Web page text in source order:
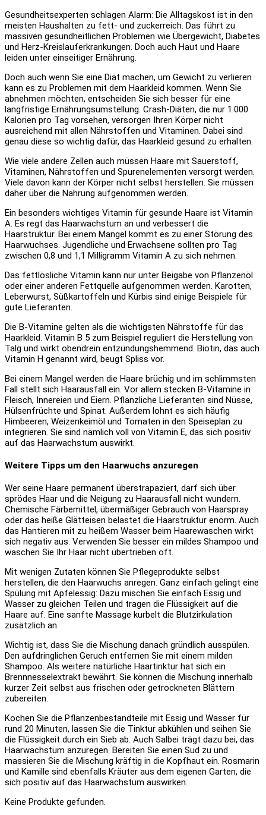
Gesundheitsexperten schlagen Alarm: Die Alltagskost ist in den
meisten Haushalten zu fett- und zuckerreich. Das führt zu
massiven gesundheitlichen Problemen wie Übergewicht, Diabetes
und Herz-Kreislauferkrankungen. Doch auch Haut und Haare
leiden unter einseitiger Ernährung.
Doch auch wenn Sie eine Diät machen, um Gewicht zu verlieren
kann es zu Problemen mit dem Haarkleid kommen. Wenn Sie
abnehmen möchten, entscheiden Sie sich besser für eine
langfristige Ernährungsumstellung. Crash-Diäten, die nur 1.000
Kalorien pro Tag vorsehen, versorgen Ihren Körper nicht
ausreichend mit allen Nährstoffen und Vitaminen. Dabei sind
genau diese so wichtig dafür, das Haarkleid gesund zu erhalten.
Wie viele andere Zellen auch müssen Haare mit Sauerstoff,
Vitaminen, Nährstoffen und Spurenelementen versorgt werden.
Viele davon kann der Körper nicht selbst herstellen. Sie müssen
daher über die Nahrung aufgenommen werden.
Ein besonders wichtiges Vitamin für gesunde Haare ist Vitamin
A. Es regt das Haarwachstum an und verbessert die
Haarstruktur. Bei einem Mangel kommt es zu einer Störung des
Haarwuchses. Jugendliche und Erwachsene sollten pro Tag
zwischen 0,8 und 1,1 Milligramm Vitamin A zu sich nehmen.
Das fettlösliche Vitamin kann nur unter Beigabe von Pflanzenöl
oder einer anderen Fettquelle aufgenommen werden. Karotten,
Leberwurst, Süßkartoffeln und Kürbis sind einige Beispiele für
gute Lieferanten.
Die B-Vitamine gelten als die wichtigsten Nährstoffe für das
Haarkleid. Vitamin B 5 zum Beispiel reguliert die Herstellung von
Talg und wirkt obendrein entzündungshemmend. Biotin, das auch
Vitamin H genannt wird, beugt Spliss vor.
Bei einem Mangel werden die Haare brüchig und im schlimmsten
Fall stellt sich Haarausfall ein. Vor allem stecken B-Vitamine in
Fleisch, Innereien und Eiern. Pflanzliche Lieferanten sind Nüsse,
Hülsenfrüchte und Spinat. Außerdem lohnt es sich häufig
Himbeeren, Weizenkeimöl und Tomaten in den Speiseplan zu
integrieren. Sie sind nämlich voll von Vitamin E, das sich positiv
auf das Haarwachstum auswirkt.
Weitere Tipps um den Haarwuchs anzuregen
Wer seine Haare permanent überstrapaziert, darf sich über
sprödes Haar und die Neigung zu Haarausfall nicht wundern.
Chemische Färbemittel, übermäßiger Gebrauch von Haarspray
oder das heiße Glätteisen belastet die Haarstruktur enorm. Auch
das Hantieren mit zu heißem Wasser beim Haarewaschen wirkt
sich negativ aus. Verwenden Sie besser ein mildes Shampoo und
waschen Sie Ihr Haar nicht übertrieben oft.
Mit wenigen Zutaten können Sie Pflegeprodukte selbst
herstellen, die den Haarwuchs anregen. Ganz einfach gelingt eine
Spülung mit Apfelessig: Dazu mischen Sie einfach Essig und
Wasser zu gleichen Teilen und tragen die Flüssigkeit auf die
Haare auf. Eine sanfte Massage kurbelt die Blutzirkulation
zusätzlich an.
Wichtig ist, dass Sie die Mischung danach gründlich ausspülen.
Den aufdringlichen Geruch entfernen Sie mit einem milden
Shampoo. Als weitere natürliche Haartinktur hat sich ein
Brennnesselextrakt bewährt. Sie können die Mischung innerhalb
kurzer Zeit selbst aus frischen oder getrockneten Blättern
zubereiten.
Kochen Sie die Pflanzenbestandteile mit Essig und Wasser für
rund 20 Minuten, lassen Sie die Tinktur abkühlen und seihen Sie
die Flüssigkeit durch ein Sieb ab. Auch Salbei trägt dazu bei, das
Haarwachstum anzuregen. Bereiten Sie einen Sud zu und
massieren Sie die Mischung kräftig in die Kopfhaut ein. Rosmarin
und Kamille sind ebenfalls Kräuter aus dem eigenen Garten, die
sich positiv auf das Haarwachstum auswirken.
Keine Produkte gefunden.